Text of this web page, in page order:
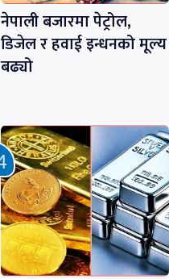
नेपाली बजारमा पेट्रोल,
डिजेल र हवाई इन्धनको मूल्य
बढ्यो